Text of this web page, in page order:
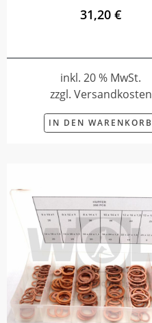
31,20 €
inkl. 20 % MwSt.
zzgl. Versandkosten
IN DEN WARENKORB